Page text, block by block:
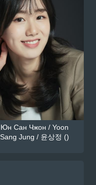
Юн Сан Чжон / Yoon
Sang Jung / 윤상정 ()